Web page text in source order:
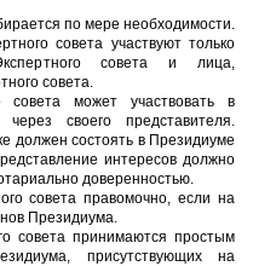
по мере необходимости.
совета участвуют только
совета и лица,
совета.
может участвовать в
своего представителя.
должен состоять в Президиуме
интересов должно
доверенностью.
совета правомочно, если на
Президиума.
совета принимаются простым
присутствующих на